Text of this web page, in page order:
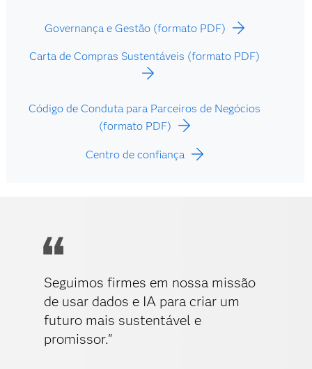
Governança e Gestão (formato PDF)
Carta de Compras Sustentáveis (formato PDF)
Código de Conduta para Parceiros de Negócios
(formato PDF)
Centro de confiança
Seguimos firmes em nossa missão
de usar dados e IA para criar um
futuro mais sustentável e
promissor."